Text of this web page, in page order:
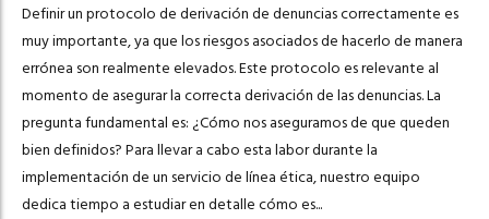
Definir un protocolo de derivación de denuncias correctamente es
muy importante, ya que los riesgos asociados de hacerlo de manera
errónea son realmente elevados. Este protocolo es relevante al
momento de asegurar la correcta derivación de las denuncias. La
pregunta fundamental es: ¿Cómo nos aseguramos de que queden
bien definidos? Para llevar a cabo esta labor durante la
implementación de un servicio de línea ética, nuestro equipo
dedica tiempo a estudiar en detalle cómo es...